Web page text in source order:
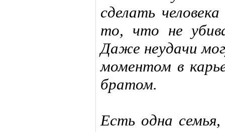
сделать
то, что не
Даже неудачи
моментом в
братом.
Есть одна